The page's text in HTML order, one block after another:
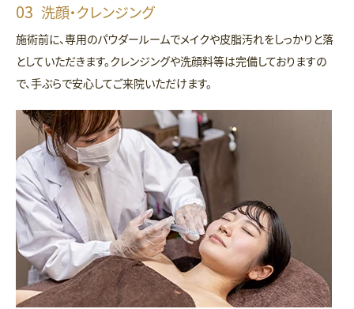
洗顔・クレンジング
施術前に、専用のパウダールームでメイクや皮脂汚れをしっかりと落
としていただきます。クレンジングや洗顔料等は完備しておりますの
で、手ぶらで安心してご来院いただけます。